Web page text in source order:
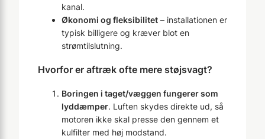
kanal.
Økonomi og fleksibilitet – installationen er
typisk billigere og kræver blot en
strømtilslutning.
Hvorfor er aftræk ofte mere støjsvagt?
Boringen i taget/væggen fungerer som
lyddæmper. Luften skydes direkte ud, så
motoren ikke skal presse den gennem et
kulfilter med høj modstand.